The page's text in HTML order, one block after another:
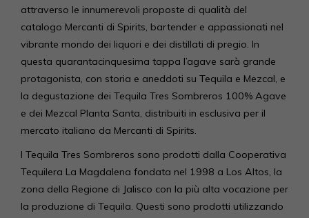
attraverso le innumerevoli proposte di qualità del
catalogo Mercanti di Spirits, bartender e appassionati nel
vibrante mondo dei liquori e dei distillati di pregio. In
questa quarantacinquesima tappa l’agave sarà grande
protagonista, con storia e aneddoti su Tequila e Mezcal, e
la degustazione dei Tequila Tres Sombreros 100% Agave
e dei Mezcal Planta Santa, distribuiti in esclusiva per il
mercato italiano da Mercanti di Spirits.
I Tequila Tres Sombreros sono prodotti dalla Cooperativa
Tequilera La Magdalena fondata nel 1998 a Los Altos, la
zona della Regione di Jalisco con la più alta vocazione per
la produzione di Tequila. Questi sono prodotti utilizzando